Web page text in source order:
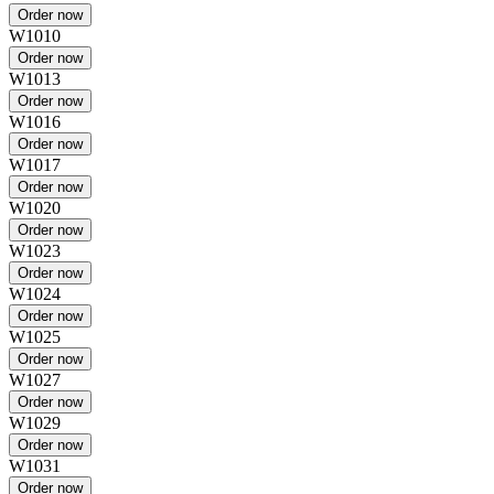
W1010
W1013
W1016
W1017
W1020
W1023
W1024
W1025
W1027
W1029
W1031